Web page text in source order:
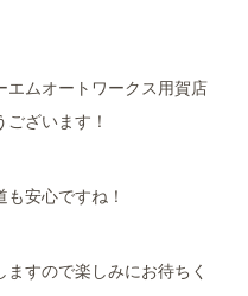
エムオートワークス用賀店
ざいます！
安心ですね！
すので楽しみにお待ちく